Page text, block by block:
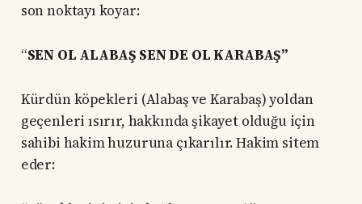
son noktayı koyar:
“SEN OL ALABAŞ SEN DE OL KARABAŞ”
Kürdün köpekleri (Alabaş ve Karabaş) yoldan
geçenleri ısırır, hakkında şikayet olduğu için
sahibi hakim huzuruna çıkarılır. Hakim sitem
eder: